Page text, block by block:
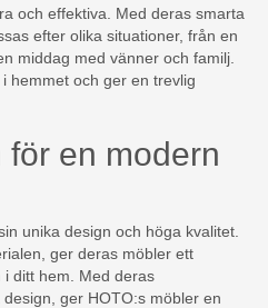
och effektiva. Med deras smarta
efter olika situationer, från en
middag med vänner och familj.
hemmet och ger en trevlig
en modern
unika design och höga kvalitet.
ger deras möbler ett
ditt hem. Med deras
ger HOTO:s möbler en